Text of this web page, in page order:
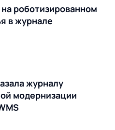
роботизированном
в журнале
журналу
модернизации